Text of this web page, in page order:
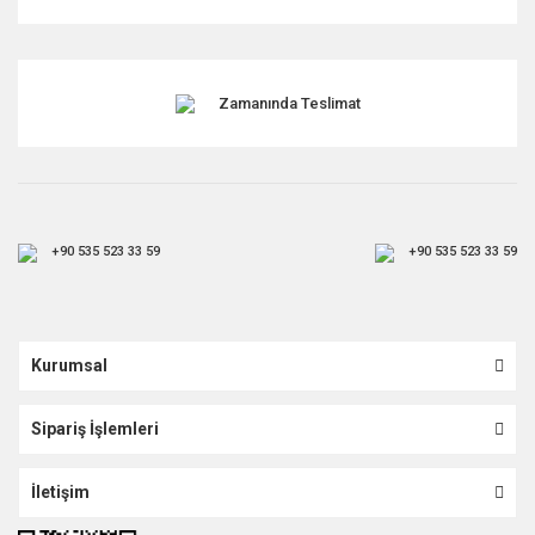
Zamanında Teslimat
+90 535 523 33 59 +90 535 523 33 59
Kurumsal
Sipariş İşlemleri
İletişim